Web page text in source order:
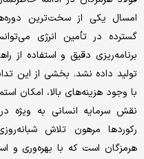
امسال یکی از سخت‌ترین
گسترده در تأمین انرژی
برنامه‌ریزی دقیق و استفاده از
تولید داده نشد. بخشی از این
با وجود هزینه‌های بالا، امکان
نقش سرمایه انسانی به ویژه
رکوردها مرهون تلاش
هرمزگان است که با بهره‌وری و